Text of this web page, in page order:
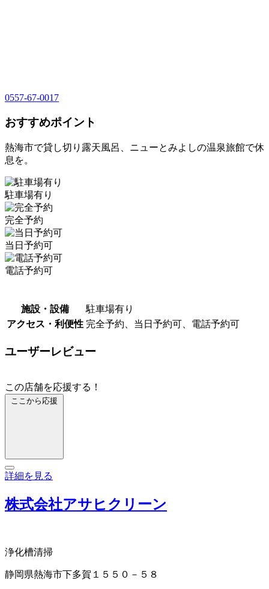
0557-67-0017
おすすめポイント
熱海市で貸し切り露天風呂、ニューとみよしの温泉旅館で休
息を。
駐車場有り
完全予約
当日予約可
電話予約可
施設・設備
駐車場有り
アクセス・利便性 完全予約、当日予約可、電話予約可
ユーザーレビュー
この店舗を応援する！
ここから応援
詳細を見る
株式会社アサヒクリーン
浄化槽清掃
静岡県熱海市下多賀１５５０－５８